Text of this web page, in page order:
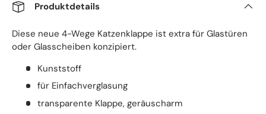
Produktdetails
Diese neue 4-Wege Katzenklappe ist extra für Glastüren
oder Glasscheiben konzipiert.
Kunststoff
für Einfachverglasung
transparente Klappe, geräuscharm